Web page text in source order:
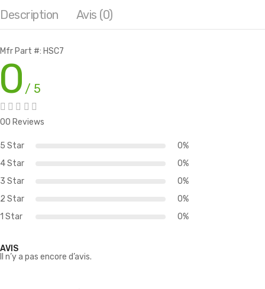
Description Avis (0)
Mfr Part #: HSC7
/ 5
00 Reviews
5 Star
0%
4 Star
0%
3 Star
0%
2 Star
0%
1 Star
0%
AVIS
Il n’y a pas encore d’avis.